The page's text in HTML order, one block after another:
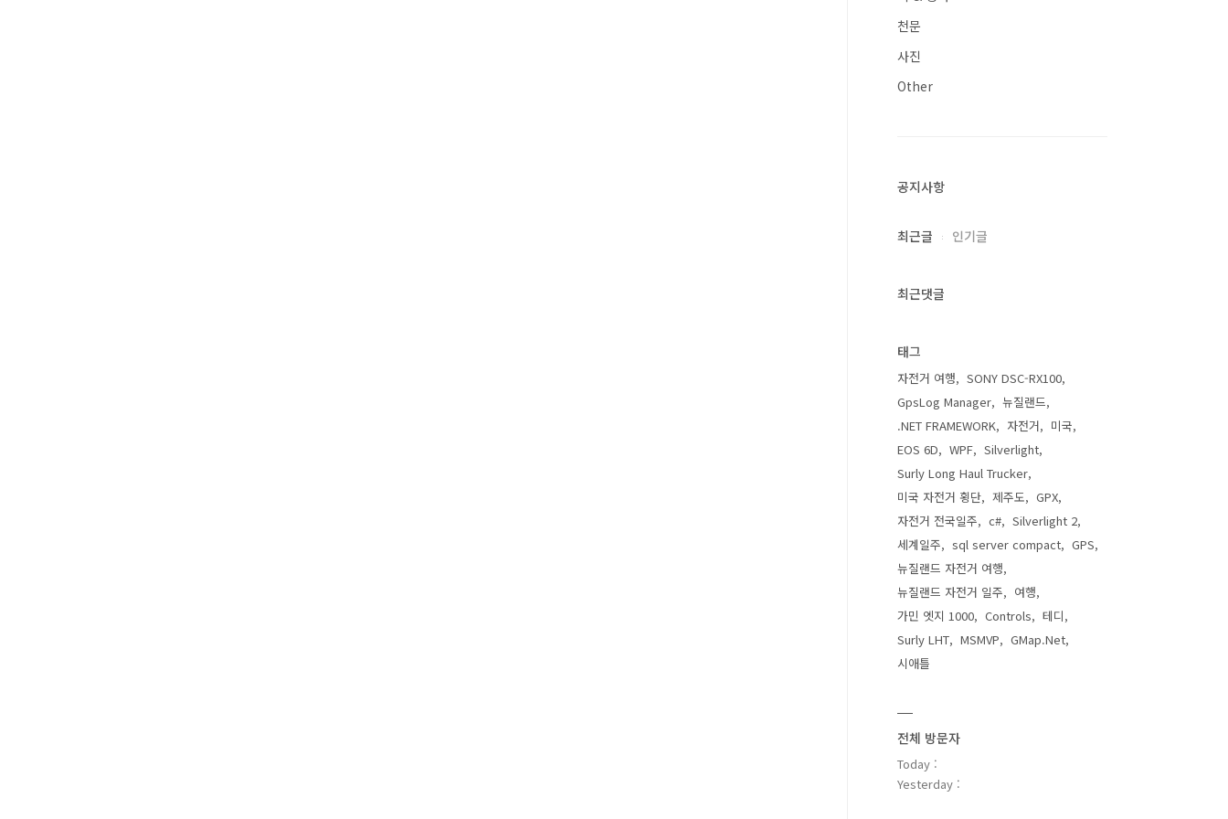
천문
사진
Other
공지사항
최근글 인기글
최근댓글
태그
자전거 여행
SONY DSC-RX100
GpsLog Manager
뉴질랜드
.NET FRAMEWORK
자전거
미국
EOS 6D
WPF
Silverlight
Surly Long Haul Trucker
미국 자전거 횡단
제주도
GPX
자전거 전국일주
c#
Silverlight 2
세계일주
sql server compact
GPS
뉴질랜드 자전거 여행
뉴질랜드 자전거 일주
여행
가민 엣지 1000
Controls
테디
Surly LHT
MSMVP
GMap.Net
시애틀
전체 방문자
Today :
Yesterday :